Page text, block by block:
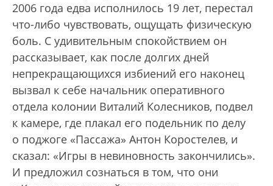
2006 года едва исполнилось 19 лет, перестал
что-либо чувствовать, ощущать физическую
боль. С удивительным спокойствием он
рассказывает, как после долгих дней
непрекращающихся избиений его наконец
вызвал к себе начальник оперативного
отдела колонии Виталий Колесников, подвел
к камере, где плакал его подельник по делу
о поджоге «Пассажа» Антон Коростелев, и
сказал: «Игры в невиновность закончились».
И предложил сознаться в том, что они